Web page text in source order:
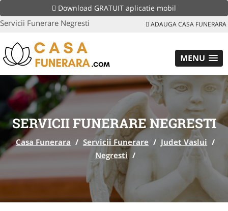
Download GRATUIT aplicatie mobil
Servicii Funerare Negresti ADAUGA CASA FUNERARA
MENU
SERVICII FUNERARE NEGRESTI
Casa Funerara / Servicii Funerare / Judet Vaslui /
Negresti /